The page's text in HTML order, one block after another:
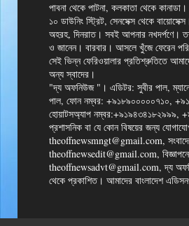
পাবনা থেকে পাটনা, কলকাতা থেকে
১০ ডাউনিং স্ট্রিট, সেনসেক্স থেকে
অহরহ, দিনরাত। সবই আপনার নখদর্পণে।
ও জানেন। বারবার। আসলে খুঁজে ফেরেন
সেই ভিন্ন ফেরিওয়ালার প্রতিশ্রুতিতে
অন্য স্বাদের।
"দ্য অফনিউজ "। এডিটর: সুবীর পাল,
পাল, ফোন নম্বর: +৯১৮৯০০০০০৭১০,
হোয়াটসঅ্যাপ নম্বর:+৯১৯৪৩৪১৮২৯৯৯,
প্রশাসনিক বা যে কোন বিষয়ের জন্য
theoffnewsmngt@gmail.com,
theoffnewsedit@gmail.com,
theoffnewsadvt@gmail.com, দ্য
থেকে প্রকাশিত। আমাদের বাংলাদেশ